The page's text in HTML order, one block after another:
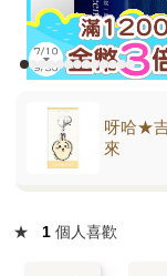
呀哈★
來
★ 1 個人喜歡